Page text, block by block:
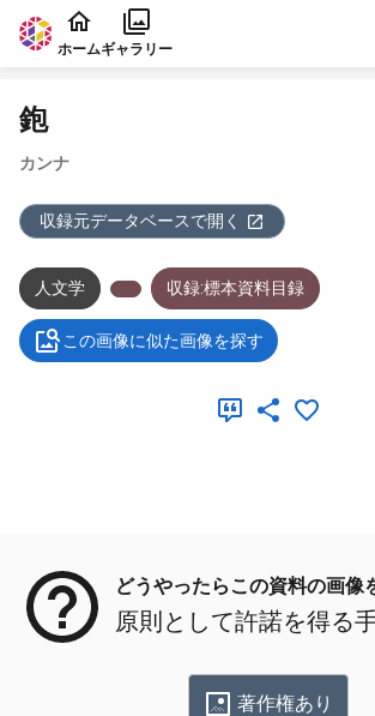
本文に飛ぶ
ホームギャラリー
鉋
カンナ
収録元データベースで開く
人文学 収録:標本資料目録
この画像に似た画像を探す
どうやったらこの資料の画像
原則として許諾を得る
著作権あり